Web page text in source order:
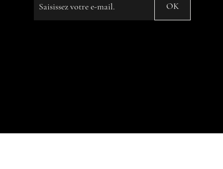
© 2023 by Name of Site. Created on
OK